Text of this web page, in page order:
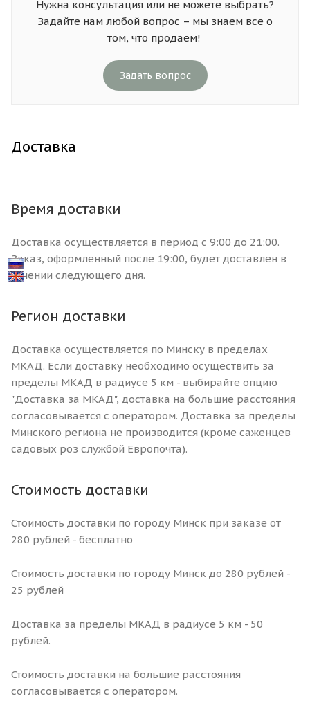
Нужна консультация или не можете выбрать?
Задайте нам любой вопрос – мы знаем все о
том, что продаем!
Задать вопрос
Доставка
Время доставки
Доставка осуществляется в период с 9:00 до 21:00.
Заказ, оформленный после 19:00, будет доставлен в
течении следующего дня.
Регион доставки
Доставка осуществляется по Минску в пределах
МКАД. Если доставку необходимо осуществить за
пределы МКАД в радиусе 5 км - выбирайте опцию
"Доставка за МКАД", доставка на большие расстояния
согласовывается с оператором. Доставка за пределы
Минского региона не производится (кроме саженцев
садовых роз службой Европочта).
Стоимость доставки
Стоимость доставки по городу Минск при заказе от
280 рублей - бесплатно
Стоимость доставки по городу Минск до 280 рублей -
25 рублей
Доставка за пределы МКАД в радиусе 5 км - 50
рублей.
Стоимость доставки на большие расстояния
согласовывается с оператором.